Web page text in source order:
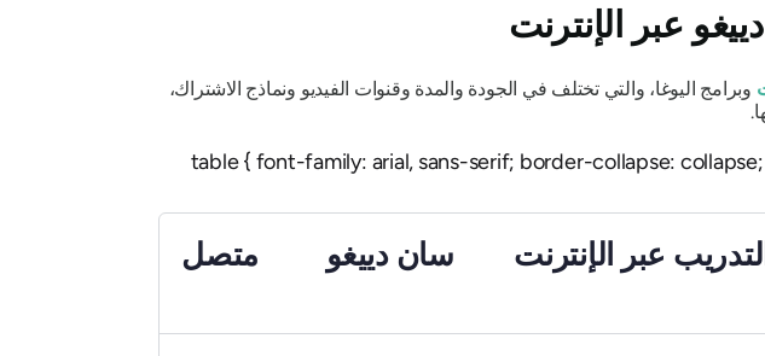
عبر الإنترنت
وبرامج اليوغا، والتي تختلف في الجودة والمدة وقنوات الفيديو ونماذج الاشتراك،
table { font-family: arial, sans-serif; border-collapse:
عبر الإنترنت سان دييغو متصل